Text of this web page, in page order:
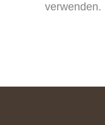
verwenden.